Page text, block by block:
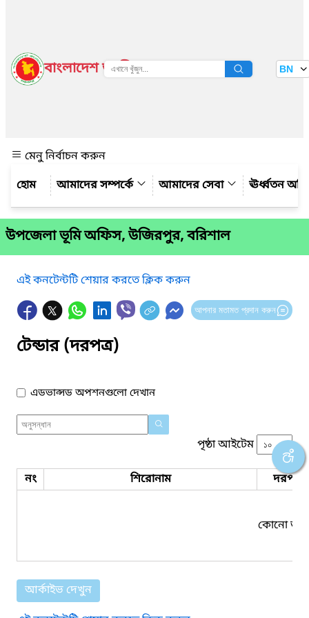
বাংলাদেশ জাতীয় তথ্য বাতায়ন BN
মেনু নির্বাচন করুন
আমাদের সম্পর্কে
আমাদের সেবা ঊর্ধ্বতন
উপজেলা ভূমি অফিস, উজিরপুর, বরিশাল
এই কনটেন্টটি শেয়ার করতে ক্লিক করুন
আপনার মতামত প্রদান করুন
টেন্ডার (দরপত্র)
এডভান্সড অপশনগুলো দেখান
পৃষ্ঠা আইটেম
নং শিরোনাম দরপত্র
কোনো তথ্য
আর্কাইভ দেখুন